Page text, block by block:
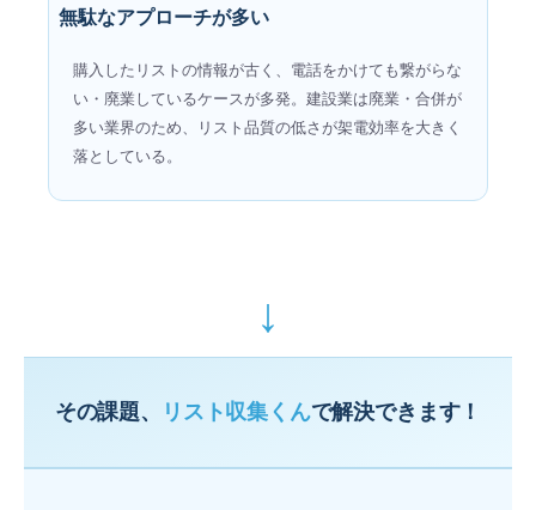
無駄なアプローチが多い
購入したリストの情報が古く、電話をかけても繋がらな
い・廃業しているケースが多発。建設業は廃業・合併が
多い業界のため、リスト品質の低さが架電効率を大きく
落としている。
↓
その課題、 リスト収集くんで解決できます！